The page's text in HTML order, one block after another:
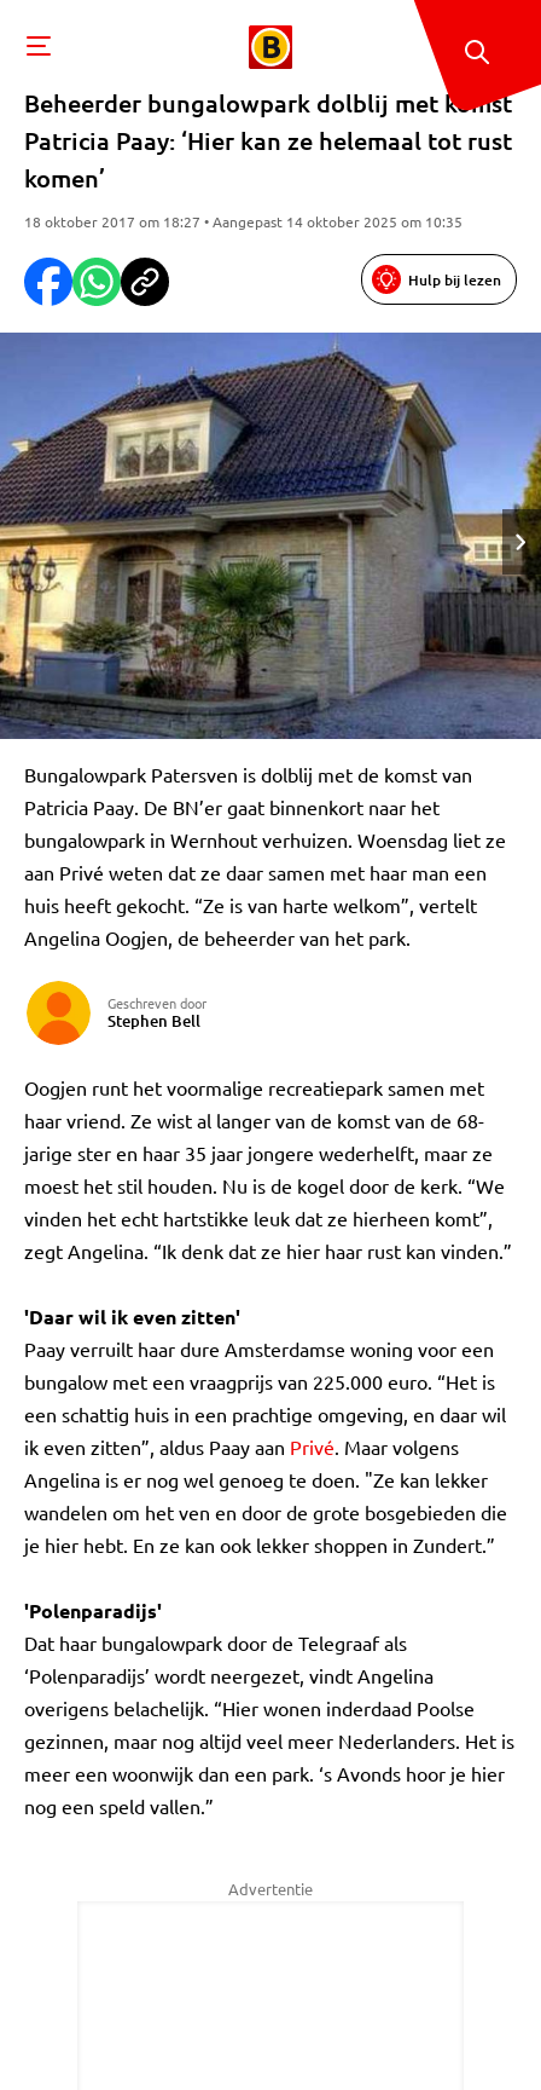
Beheerder bungalowpark dolblij met komst
Patricia Paay: ‘Hier kan ze helemaal tot rust
komen’
18 oktober 2017 om 18:27 • Aangepast 14 oktober 2025 om 10:35
Hulp bij lezen
Bungalowpark Patersven is dolblij met de komst van
Patricia Paay. De BN’er gaat binnenkort naar het
bungalowpark in Wernhout verhuizen. Woensdag liet ze
aan Privé weten dat ze daar samen met haar man een
huis heeft gekocht. “Ze is van harte welkom”, vertelt
Angelina Oogjen, de beheerder van het park.
Geschreven door
Stephen Bell
Oogjen runt het voormalige recreatiepark samen met
haar vriend. Ze wist al langer van de komst van de 68-
jarige ster en haar 35 jaar jongere wederhelft, maar ze
moest het stil houden. Nu is de kogel door de kerk. “We
vinden het echt hartstikke leuk dat ze hierheen komt”,
zegt Angelina. “Ik denk dat ze hier haar rust kan vinden.”
'Daar wil ik even zitten'
Paay verruilt haar dure Amsterdamse woning voor een
bungalow met een vraagprijs van 225.000 euro. “Het is
een schattig huis in een prachtige omgeving, en daar wil
ik even zitten”, aldus Paay aan Privé. Maar volgens
Angelina is er nog wel genoeg te doen. "Ze kan lekker
wandelen om het ven en door de grote bosgebieden die
je hier hebt. En ze kan ook lekker shoppen in Zundert.”
'Polenparadijs'
Dat haar bungalowpark door de Telegraaf als
‘Polenparadijs’ wordt neergezet, vindt Angelina
overigens belachelijk. “Hier wonen inderdaad Poolse
gezinnen, maar nog altijd veel meer Nederlanders. Het is
meer een woonwijk dan een park. ‘s Avonds hoor je hier
nog een speld vallen.”
Advertentie